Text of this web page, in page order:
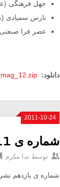
جهل فرهنگی
نارس سمپادی
عصر فرا صنعتی
دانلود:
2011-10-24
شماره ی 11
توسط ندا مکرم
شماره ی یازدهم